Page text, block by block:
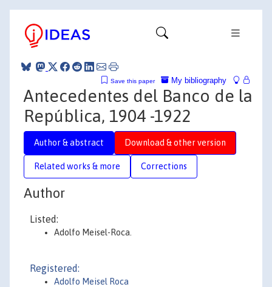
My bibliography
Save this paper
Antecedentes del Banco de la
República, 1904 -1922
Author & abstract Download & other version
Related works & more Corrections
Author
Listed:
Adolfo Meisel-Roca.
Registered:
Adolfo Meisel Roca